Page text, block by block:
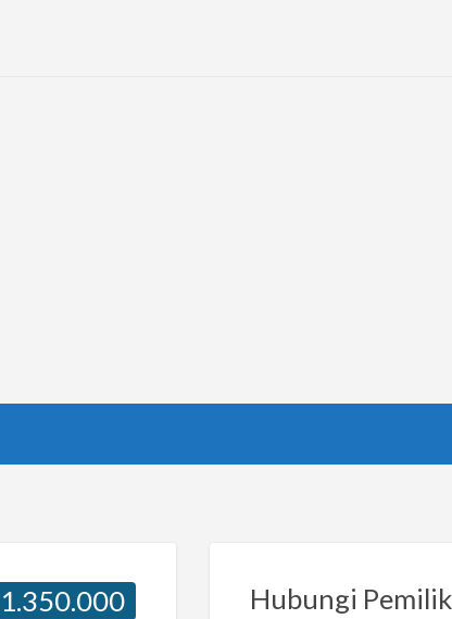
Hubungi